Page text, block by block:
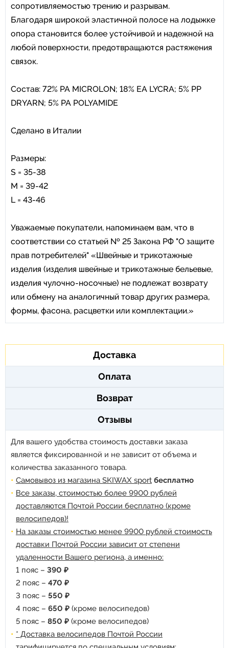
сопротивляемостью трению и разрывам.
Благодаря широкой эластичной полосе на лодыжке
опора становится более устойчивой и надежной на
любой поверхности, предотвращаются растяжения
связок.
Состав: 72% PA MICROLON; 18% EA LYCRA; 5% PP
DRYARN; 5% PA POLYAMIDE
Сделано в Италии
Размеры:
S = 35-38
M = 39-42
L = 43-46
Уважаемые покупатели, напоминаем вам, что в
соответствии со статьей № 25 Закона РФ "О защите
прав потребителей" «Швейные и трикотажные
изделия (изделия швейные и трикотажные бельевые,
изделия чулочно-носочные) не подлежат возврату
или обмену на аналогичный товар других размера,
формы, фасона, расцветки или комплектации.»
Доставка
Оплата
Возврат
Отзывы
Для вашего удобства стоимость доставки заказа
является фиксированной и не зависит от объема и
количества заказанного товара.
Самовывоз из магазина SKIWAX sport бесплатно
Все заказы, стоимостью более 9900 рублей
доставляются Почтой России бесплатно (кроме
велосипедов)!
На заказы стоимостью менее 9900 рублей стоимость
доставки Почтой России зависит от степени
удаленности Вашего региона, а именно:
1 пояс – 390 ₽
2 пояс – 470 ₽
3 пояс – 550 ₽
4 пояс – 650 ₽ (кроме велосипедов)
5 пояс – 850 ₽ (кроме велосипедов)
* Доставка велосипедов Почтой России